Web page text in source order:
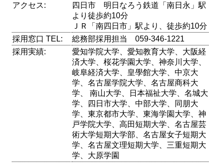
アクセス:
四日市 明日なろう鉄道「南日永」駅
より徒歩約10分
ＪＲ「南四日市」駅より、徒歩約10分
採用窓口 TEL:
総務部採用担当 059-346-1221
採用実績:
愛知学院大学、愛知教育大学、大阪経
済大学、桜花学園大学、神奈川大学、
岐阜経済大学、皇學館大学、中京大
学、名古屋学院大学、名古屋商科大
学、 南山大学、日本福祉大学、名城大
学、四日市大学、中部大学、同朋大
学、東京都市大学、東海学園大学、神
戸学院大学、高田短期大学、名古屋芸
術大学短期大学部、名古屋女子短期大
学、名古屋文理短期大学、三重短期大
学、大原学園